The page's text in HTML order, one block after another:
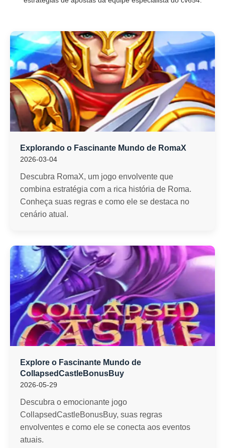
Explorando o Fascinante Mundo de RomaX
2026-03-04
Descubra RomaX, um jogo envolvente que
combina estratégia com a rica história de Roma.
Conheça suas regras e como ele se destaca no
cenário atual.
Explore o Fascinante Mundo de
CollapsedCastleBonusBuy
2026-05-29
Descubra o emocionante jogo
CollapsedCastleBonusBuy, suas regras
envolventes e como ele se conecta aos eventos
atuais.